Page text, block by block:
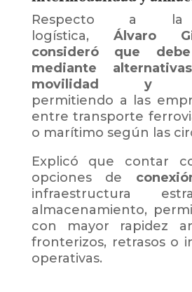
Respecto a la
logística, Álvaro
consideró que
mediante
movilidad y
permitiendo a las
entre transporte
o marítimo según las
Explicó que contar
opciones de
infraestructura
almacenamiento,
con mayor rapidez
fronterizos, retrasos o
operativas.